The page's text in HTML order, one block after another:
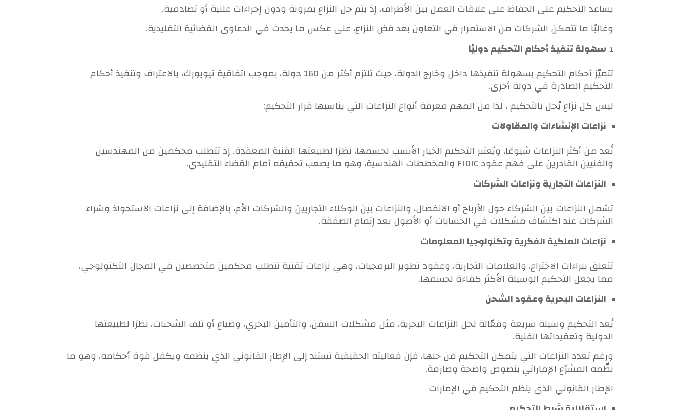
يساعد التحكيم على الحفاظ على علاقات العمل بين الأطراف، إذ يتم حل النزاع بمرونة ودون إجراءات علنية أو تصادمية.
وغالبًا ما تتمكن الشركات من الاستمرار في التعاون بعد فض النزاع، على عكس ما يحدث في الدعاوى القضائية التقليدية.
سهولة تنفيذ أحكام التحكيم دوليًا
تتميّز أحكام التحكيم بسهولة تنفيذها داخل وخارج الدولة، حيث تلتزم أكثر من 160 دولة، بموجب اتفاقية نيويورك، بالاعتراف وتنفيذ أحكام
التحكيم الصادرة في دولة أخرى.
ليس كل نزاع يُحل بالتحكيم ، لذا من المهم معرفة أنواع النزاعات التي يناسبها قرار التحكيم:
نزاعات الإنشاءات والمقاولات
تُعد من أكثر النزاعات شيوعًا، ويُعتبر التحكيم الخيار الأنسب لحسمها، نظرًا لطبيعتها الفنية المعقدة. إذ تتطلب محكمين من المهندسين
والفنيين القادرين على فهم عقود FIDIC والمخططات الهندسية، وهو ما يصعب تحقيقه أمام القضاء التقليدي.
النزاعات التجارية ونزاعات الشركات
تشمل النزاعات بين الشركاء حول الأرباح أو الانفصال، والنزاعات بين الوكلاء التجاريين والشركات الأم، بالإضافة إلى نزاعات الاستحواذ وشراء
الشركات عند اكتشاف مشكلات في الحسابات أو الأصول بعد إتمام الصفقة.
نزاعات الملكية الفكرية وتكنولوجيا المعلومات
تتعلق ببراءات الاختراع، والعلامات التجارية، وعقود تطوير البرمجيات، وهي نزاعات تقنية تتطلب محكمين متخصصين في المجال التكنولوجي،
مما يجعل التحكيم الوسيلة الأكثر كفاءة لحسمها.
النزاعات البحرية وعقود الشحن
يُعد التحكيم وسيلة سريعة وفعّالة لحل النزاعات البحرية، مثل مشكلات السفن، والتأمين البحري، وضياع أو تلف الشحنات، نظرًا لطبيعتها
الدولية وتعقيداتها الفنية.
ورغم تعدد النزاعات التي يتمكن التحكيم من حلها، فإن فعاليته الحقيقية تستند إلى الإطار القانوني الذي ينظمه ويكفل قوة أحكامه، وهو ما
نظّمه المشرّع الإماراتي بنصوص واضحة وصارمة.
الإطار القانوني الذي ينظم التحكيم في الإمارات